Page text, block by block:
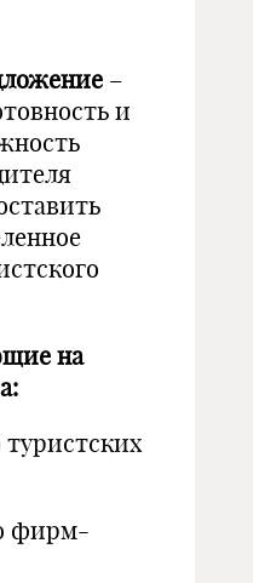
–
и
на
фирм-